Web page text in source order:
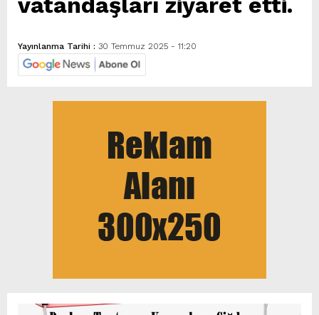
Yayınlanma Tarihi : 30 Temmuz 2025 - 11:20